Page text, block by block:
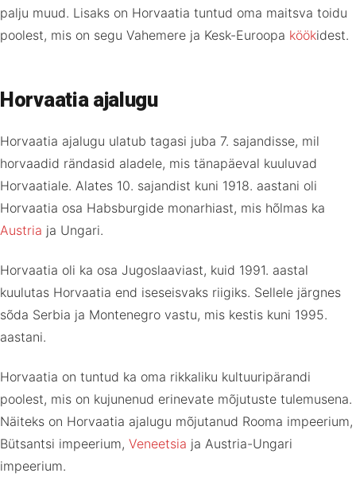
palju muud. Lisaks on Horvaatia tuntud oma maitsva toidu
poolest, mis on segu Vahemere ja Kesk-Euroopa köökidest.
Horvaatia ajalugu
Horvaatia ajalugu ulatub tagasi juba 7. sajandisse, mil
horvaadid rändasid aladele, mis tänapäeval kuuluvad
Horvaatiale. Alates 10. sajandist kuni 1918. aastani oli
Horvaatia osa Habsburgide monarhiast, mis hõlmas ka
Austria ja Ungari.
Horvaatia oli ka osa Jugoslaaviast, kuid 1991. aastal
kuulutas Horvaatia end iseseisvaks riigiks. Sellele järgnes
sõda Serbia ja Montenegro vastu, mis kestis kuni 1995.
aastani.
Horvaatia on tuntud ka oma rikkaliku kultuuripärandi
poolest, mis on kujunenud erinevate mõjutuste tulemusena.
Näiteks on Horvaatia ajalugu mõjutanud Rooma impeerium,
Bütsantsi impeerium, Veneetsia ja Austria-Ungari
impeerium.